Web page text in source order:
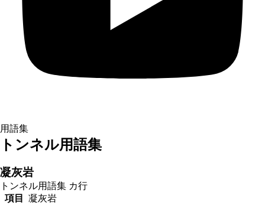
用語集
トンネル用語集
凝灰岩
トンネル用語集 カ行
項目
凝灰岩